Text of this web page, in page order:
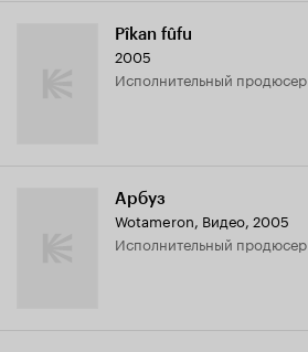
Pîkan fûfu
2005
исполнительный продюсер
Арбуз
Wotameron, Видео, 2005
исполнительный продюсер